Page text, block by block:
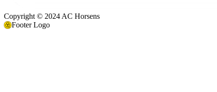
Copyright © 2024 AC Horsens
Footer Logo